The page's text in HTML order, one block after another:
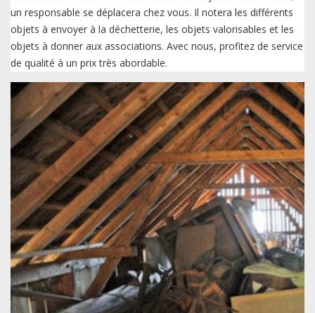
un responsable se déplacera chez vous. Il notera les différents
objets à envoyer à la déchetterie, les objets valorisables et les
objets à donner aux associations. Avec nous, profitez de service
de qualité à un prix très abordable.